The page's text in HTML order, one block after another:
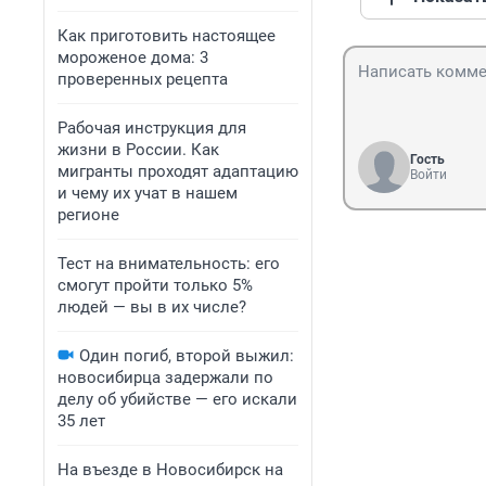
Как приготовить настоящее
мороженое дома: 3
проверенных рецепта
Рабочая инструкция для
жизни в России. Как
мигранты проходят адаптацию
и чему их учат в нашем
регионе
Тест на внимательность: его
смогут пройти только 5%
людей — вы в их числе?
Один погиб, второй выжил:
новосибирца задержали по
делу об убийстве — его искали
35 лет
На въезде в Новосибирск на
Гость
Войти